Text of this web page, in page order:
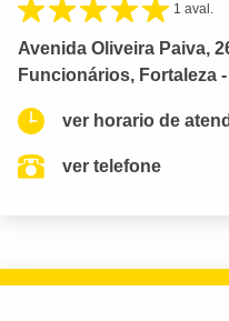
1 aval.
Avenida Oliveira Paiva,
Funcionários, Fortaleza -
ver horario de
ver telefone